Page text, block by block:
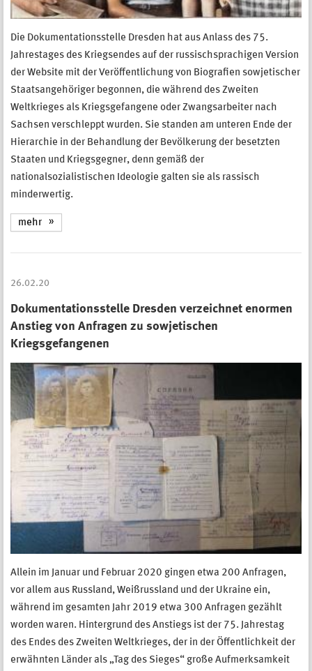
Die Dokumentationsstelle Dresden hat aus Anlass des 75.
Jahrestages des Kriegsendes auf der russischsprachigen Version
der Website mit der Veröffentlichung von Biografien sowjetischer
Staatsangehöriger begonnen, die während des Zweiten
Weltkrieges als Kriegsgefangene oder Zwangsarbeiter nach
Sachsen verschleppt wurden. Sie standen am unteren Ende der
Hierarchie in der Behandlung der Bevölkerung der besetzten
Staaten und Kriegsgegner, denn gemäß der
nationalsozialistischen Ideologie galten sie als rassisch
minderwertig.
mehr
26.02.20
Dokumentationsstelle Dresden verzeichnet enormen
Anstieg von Anfragen zu sowjetischen
Kriegsgefangenen
Allein im Januar und Februar 2020 gingen etwa 200 Anfragen,
vor allem aus Russland, Weißrussland und der Ukraine ein,
während im gesamten Jahr 2019 etwa 300 Anfragen gezählt
worden waren. Hintergrund des Anstiegs ist der 75. Jahrestag
des Endes des Zweiten Weltkrieges, der in der Öffentlichkeit der
erwähnten Länder als „Tag des Sieges“ große Aufmerksamkeit